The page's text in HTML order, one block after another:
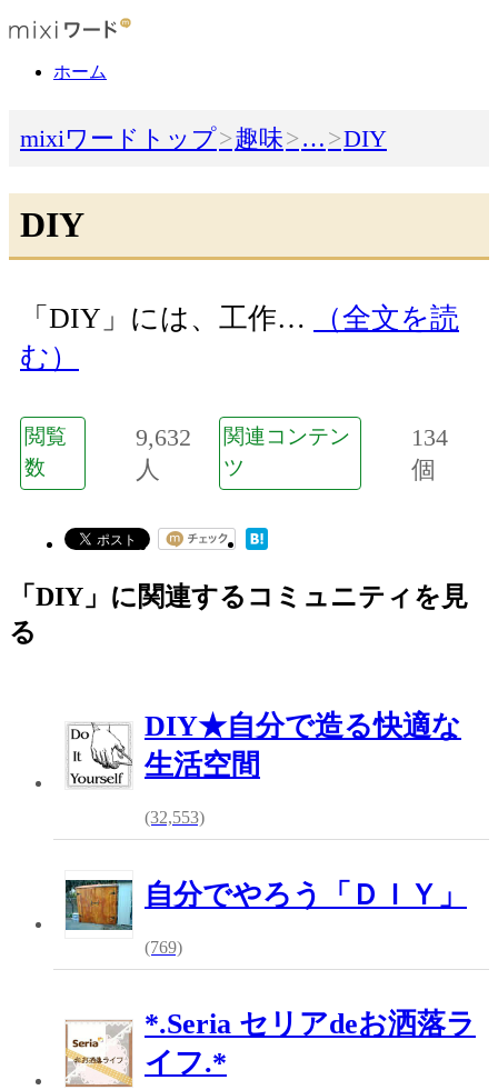
ホーム
mixiワードトップ 趣味 … DIY
DIY
「DIY」には、工作…
（全文を読
む）
閲覧
数
9,632
人
関連コンテン
ツ
134
個
「DIY」に関連するコミュニティを見
る
DIY★自分で造る快適な
生活空間
(32,553)
自分でやろう「ＤＩＹ」
(769)
*.Seria セリアdeお洒落ラ
イフ.*